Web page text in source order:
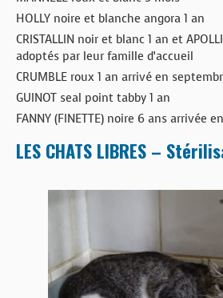
HOLLY noire et blanche angora 1 an
CRISTALLIN noir et blanc 1 an et
adoptés par leur famille d’accueil
CRUMBLE roux 1 an arrivé en
GUINOT seal point tabby 1 an
FANNY (FINETTE) noire 6 ans arrivée
LES CHATS LIBRES –